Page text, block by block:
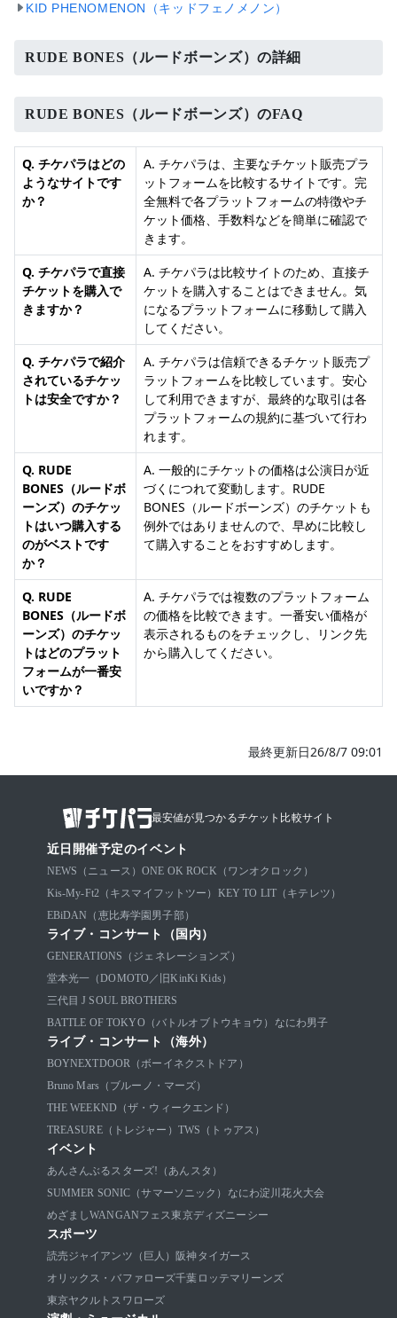
KID PHENOMENON（キッドフェノメノン）
RUDE BONES（ルードボーンズ）の詳細
RUDE BONES（ルードボーンズ）のFAQ
Q. チケパラはどの
ようなサイトです
か？
A. チケパラは、主要なチケット販売プラ
ットフォームを比較するサイトです。完
全無料で各プラットフォームの特徴やチ
ケット価格、手数料などを簡単に確認で
きます。
Q. チケパラで直接
チケットを購入で
きますか？
A. チケパラは比較サイトのため、直接チ
ケットを購入することはできません。気
になるプラットフォームに移動して購入
してください。
Q. チケパラで紹介
されているチケッ
トは安全ですか？
A. チケパラは信頼できるチケット販売プ
ラットフォームを比較しています。安心
して利用できますが、最終的な取引は各
プラットフォームの規約に基づいて行わ
れます。
Q. RUDE
BONES（ルードボ
ーンズ）のチケッ
トはいつ購入する
のがベストです
か？
A. 一般的にチケットの価格は公演日が近
づくにつれて変動します。RUDE
BONES（ルードボーンズ）のチケットも
例外ではありませんので、早めに比較し
て購入することをおすすめします。
Q. RUDE
BONES（ルードボ
ーンズ）のチケッ
トはどのプラット
フォームが一番安
いですか？
A. チケパラでは複数のプラットフォーム
の価格を比較できます。一番安い価格が
表示されるものをチェックし、リンク先
から購入してください。
最終更新日26/8/7 09:01
最安値が見つかるチケット比較サイト
近日開催予定のイベント
NEWS（ニュース） ONE OK ROCK（ワンオクロック）
Kis-My-Ft2（キスマイフットツー） KEY TO LIT（キテレツ）
EBiDAN（恵比寿学園男子部）
ライブ・コンサート（国内）
GENERATIONS（ジェネレーションズ）
堂本光一（DOMOTO／旧KinKi Kids）
三代目 J SOUL BROTHERS
BATTLE OF TOKYO（バトルオブトウキョウ）
なにわ男子
ライブ・コンサート（海外）
BOYNEXTDOOR（ボーイネクストドア）
Bruno Mars（ブルーノ・マーズ）
THE WEEKND（ザ・ウィークエンド）
TREASURE（トレジャー） TWS（トゥアス）
イベント
あんさんぶるスターズ!（あんスタ）
SUMMER SONIC（サマーソニック） なにわ淀川花火大会
めざましWANGANフェス東京ディズニーシー
スポーツ
読売ジャイアンツ（巨人）
阪神タイガース
オリックス・バファローズ千葉ロッテマリーンズ
東京ヤクルトスワローズ